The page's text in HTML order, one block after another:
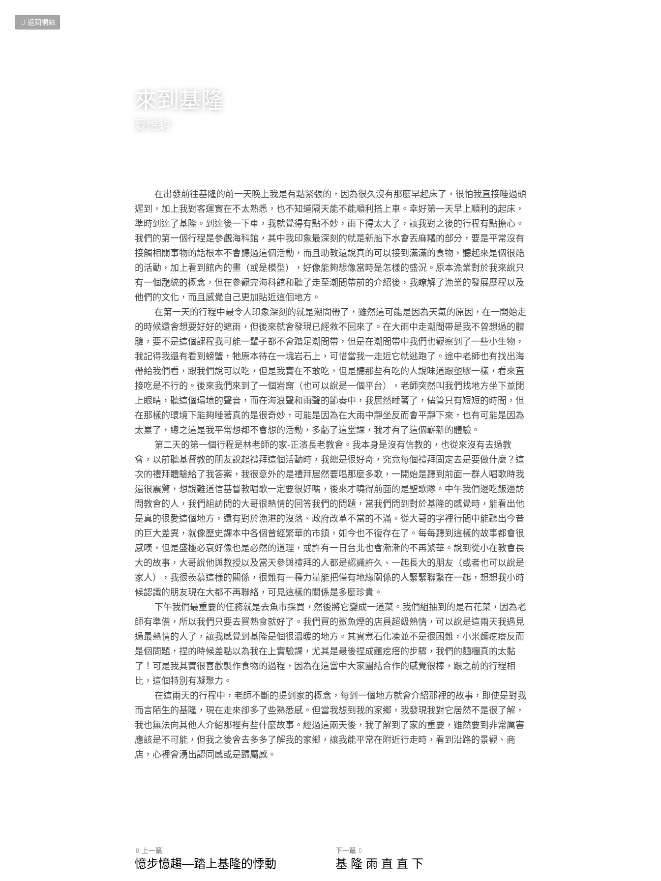
返回網站
來到基隆
夏怡鈞
遲到，加上我對客運實在不太熟悉，也不知道隔天能不能順利搭上車。幸好第一天早上順利的起床，
準時到達了基隆。到達後一下車，我就覺得有點不妙，雨下得太大了，讓我對之後的行程有點擔心。
我們的第一個行程是參觀海科館，其中我印象最深刻的就是新船下水會丟麻糬的部分，要是平常沒有
接觸相關事物的話根本不會聽過這個活動，而且助教還說真的可以接到滿滿的食物，聽起來是個很酷
的活動，加上看到館內的畫（或是模型），好像能夠想像當時是怎樣的盛況。原本漁業對於我來說只
有一個籠統的概念，但在參觀完海科館和聽了走至潮間帶前的介紹後，我瞭解了漁業的發展歷程以及
他們的文化，而且感覺自己更加貼近這個地方。
的時候還會想要好好的遮雨，但後來就會發現已經救不回來了。在大雨中走潮間帶是我不曾想過的體
驗，要不是這個課程我可能一輩子都不會踏足潮間帶，但是在潮間帶中我們也觀察到了一些小生物，
我記得我還有看到螃蟹，牠原本待在一塊岩石上，可惜當我一走近它就逃跑了。途中老師也有找出海
帶給我們看，跟我們說可以吃，但是我實在不敢吃，但是聽那些有吃的人說味道跟塑膠一樣，看來直
接吃是不行的。後來我們來到了一個岩窟（也可以說是一個平台），老師突然叫我們找地方坐下並閉
上眼睛，聽這個環境的聲音，而在海浪聲和雨聲的節奏中，我居然睡著了，儘管只有短短的時間，但
在那樣的環境下能夠睡著真的是很奇妙，可能是因為在大雨中靜坐反而會平靜下來，也有可能是因為
太累了，總之這是我平常想都不會想的活動，多虧了這堂課，我才有了這個嶄新的體驗。
會，以前聽基督教的朋友說起禮拜這個活動時，我總是很好奇，究竟每個禮拜固定去是要做什麼？這
次的禮拜體驗給了我答案，我很意外的是禮拜居然要唱那麼多歌，一開始是聽到前面一群人唱歌時我
還很震驚，想說難道信基督教唱歌一定要很好嗎，後來才曉得前面的是聖歌隊。中午我們邊吃飯邊訪
問教會的人，我們組訪問的大哥很熱情的回答我們的問題，當我們問到對於基隆的感覺時，能看出他
是真的很愛這個地方，還有對於漁港的沒落、政府改革不當的不滿。從大哥的字裡行間中能聽出今昔
的巨大差異，就像歷史課本中各個曾經繁華的市鎮，如今也不復存在了。每每聽到這樣的故事都會很
感嘆，但是盛極必衰好像也是必然的道理，或許有一日台北也會漸漸的不再繁華。說到從小在教會長
大的故事，大哥說他與教授以及當天參與禮拜的人都是認識許久、一起長大的朋友（或者也可以說是
家人），我很羨慕這樣的關係，很難有一種力量能把僅有地緣關係的人緊緊聯繫在一起，想想我小時
候認識的朋友現在大都不再聯絡，可見這樣的關係是多麼珍貴。
師有準備，所以我們只要去買熟食就好了。我們買的鯊魚煙的店員超級熱情，可以說是這兩天我遇見
過最熱情的人了，讓我感覺到基隆是個很溫暖的地方。其實煮石化凍並不是很困難，小米麵疙瘩反而
是個問題，捏的時候差點以為我在上實驗課，尤其是最後捏成麵疙瘩的步驟，我們的麵糰真的太黏
了！可是我其實很喜歡製作食物的過程，因為在這當中大家團結合作的感覺很棒，跟之前的行程相
比，這個特別有凝聚力。
而言陌生的基隆，現在走來卻多了些熟悉感。但當我想到我的家鄉，我發現我對它居然不是很了解，
我也無法向其他人介紹那裡有些什麼故事。經過這兩天後，我了解到了家的重要，雖然要到非常厲害
應該是不可能，但我之後會去多多了解我的家鄉，讓我能平常在附近行走時，看到沿路的景觀、商
店，心裡會湧出認同感或是歸屬感。
上一篇
憶步憶趨—踏上基隆的悸動
下一篇
基 隆 雨 直 直 下